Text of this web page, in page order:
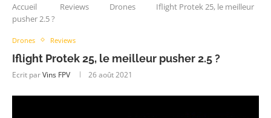
Accueil Reviews Drones
Iflight Protek 25, le meilleur
pusher 2.5 ?
Drones Reviews
Iflight Protek 25, le meilleur pusher 2.5 ?
Ecrit parVins FPV 26 août 2021